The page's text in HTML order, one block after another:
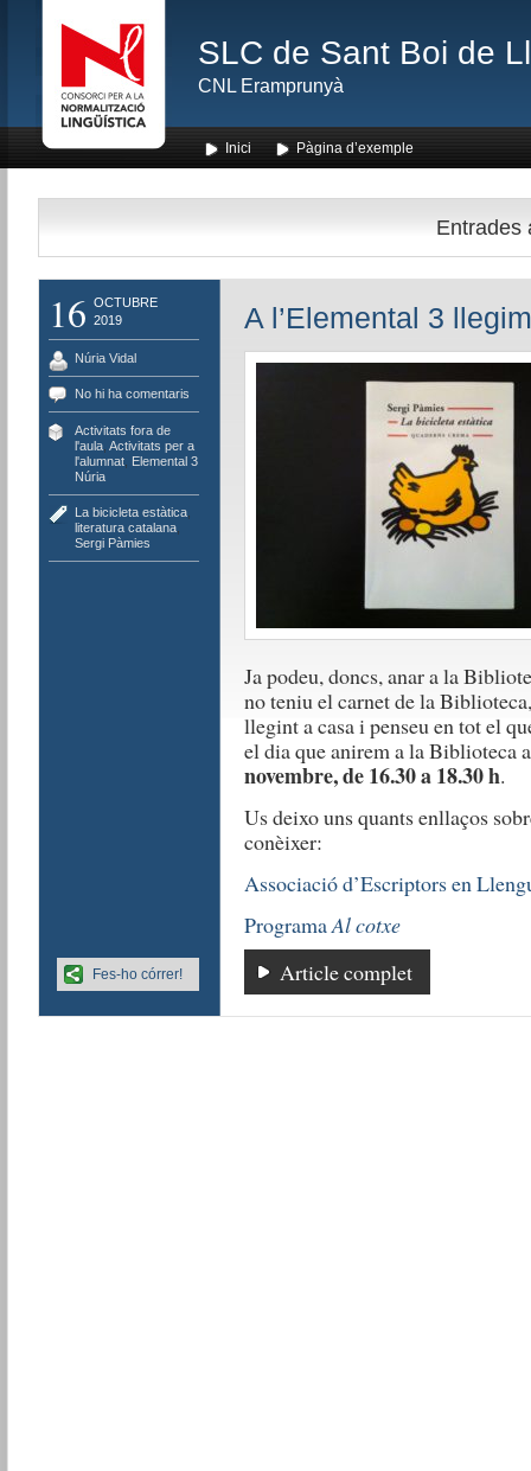
SLC de Sant Boi de
CNL Eramprunyà
Inici Pàgina d’exemple
Entrades
16 OCTUBRE
2019
Núria Vidal
No hi ha comentaris
Activitats fora de
l'aula, Activitats per a
l'alumnat, Elemental 3
Núria
La bicicleta estàtica,
literatura catalana,
Sergi Pàmies
A l’Elemental 3
Ja podeu, doncs, anar a la
no teniu el carnet de la
llegint a casa i penseu en tot el
el dia que anirem a la Biblioteca
novembre, de 16.30 a 18.30 h.
Us deixo uns quants enllaços
conèixer:
Associació d’Escriptors en
ProgramaAl cotxe
Article complet
Fes-ho córrer!